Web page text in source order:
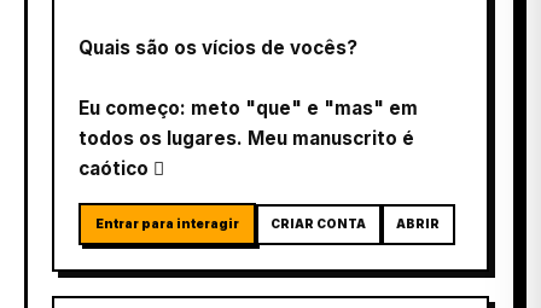
Quais são os vícios de vocês?
Eu começo: meto "que" e "mas" em
todos os lugares. Meu manuscrito é
caótico 
Entrar para interagir CRIAR CONTA ABRIR